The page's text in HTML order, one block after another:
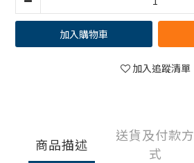
加入購物車
加入追蹤清單
商品描述
送貨及付款方
式